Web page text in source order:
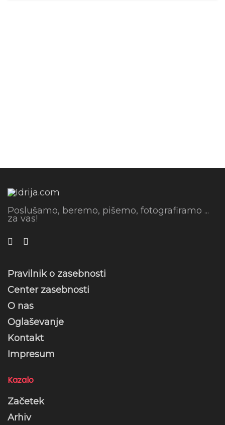
Poslušamo, beremo, pišemo, fotografiramo ...
za vas!
Pravilnik o zasebnosti
Center zasebnosti
O nas
Oglaševanje
Kontakt
Impresum
Kazalo
Začetek
Arhiv